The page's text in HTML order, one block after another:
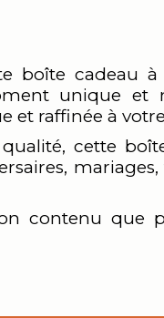
boîte cadeau
unique et
et raffinée à
cette
contenu que